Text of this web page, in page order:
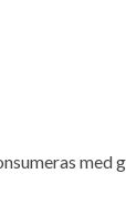
med